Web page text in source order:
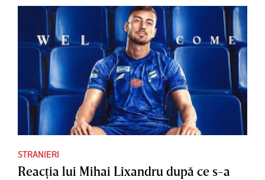
STRANIERI
Reacţia lui Mihai Lixandru după ce s-a